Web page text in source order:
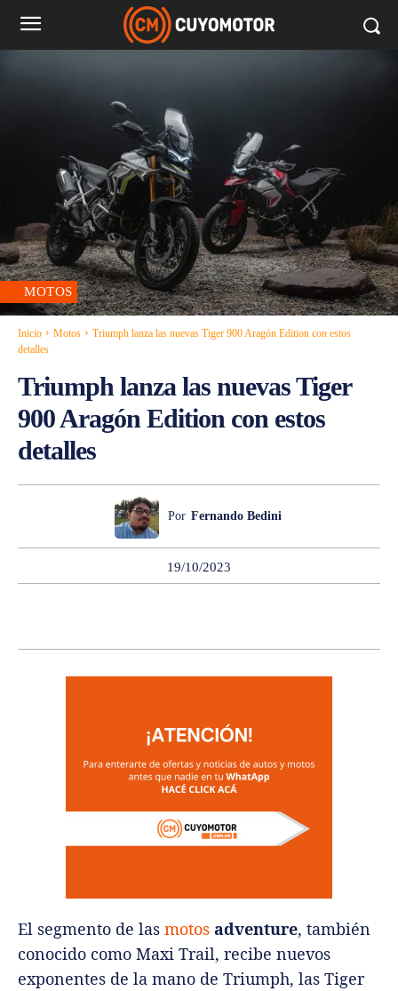
MOTOS
Inicio Motos
Triumph lanza las nuevas Tiger 900 Aragón Edition con estos
detalles
Triumph lanza las nuevas Tiger
900 Aragón Edition con estos
detalles
Por Fernando Bedini
19/10/2023
El segmento de las motos adventure, también
conocido como Maxi Trail, recibe nuevos
exponentes de la mano de Triumph, las Tiger